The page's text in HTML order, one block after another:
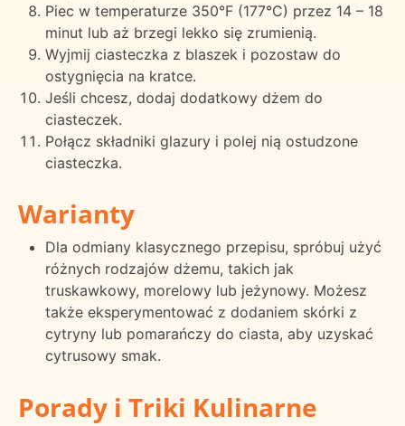
Piec w temperaturze 350°F (177°C) przez 14 – 18
minut lub aż brzegi lekko się zrumienią.
Wyjmij ciasteczka z blaszek i pozostaw do
ostygnięcia na kratce.
Jeśli chcesz, dodaj dodatkowy dżem do
ciasteczek.
Połącz składniki glazury i polej nią ostudzone
ciasteczka.
Warianty
Dla odmiany klasycznego przepisu, spróbuj użyć
różnych rodzajów dżemu, takich jak
truskawkowy, morelowy lub jeżynowy. Możesz
także eksperymentować z dodaniem skórki z
cytryny lub pomarańczy do ciasta, aby uzyskać
cytrusowy smak.
Porady i Triki Kulinarne